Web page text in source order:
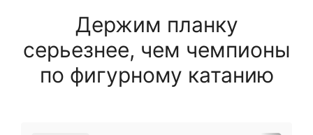
Держим планку
серьезнее, чем чемпионы
по фигурному катанию